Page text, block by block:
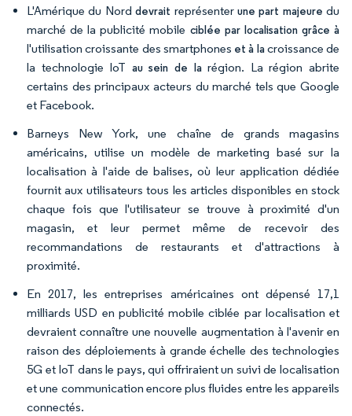
L'Amérique du Norddevrait représenter une part majeure du
marché de la publicité mobile ciblée par localisation grâce à
l'utilisation croissante des smartphones et à lacroissance de
la technologie IoT au sein de larégion. La région abrite
certains des principaux acteurs du marché tels que Google
et Facebook.
Barneys New York, une chaîne de grands magasins
américains, utilise un modèle de marketing basé sur la
localisation à l'aide de balises, où leur application dédiée
fournit aux utilisateurs tous les articles disponibles en stock
chaque fois que l'utilisateur se trouve à proximité d'un
magasin, et leur permet même de recevoir des
recommandations de restaurants et d'attractions à
proximité.
En 2017, les entreprises américaines ont dépensé 17,1
milliards USD en publicité mobile ciblée par localisation et
devraient connaître une nouvelle augmentation à l'avenir en
raison des déploiements à grande échelle des technologies
5G et IoT dans le pays, qui offriraient un suivi de localisation
et une communication encore plus fluides entre les appareils
connectés.